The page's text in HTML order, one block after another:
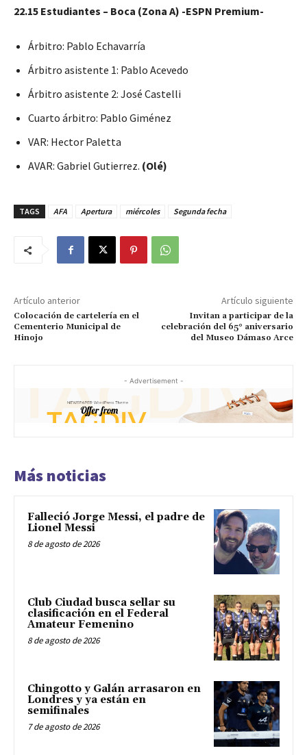
22.15 Estudiantes – Boca (Zona A) -ESPN Premium-
Árbitro: Pablo Echavarría
Árbitro asistente 1: Pablo Acevedo
Árbitro asistente 2: José Castelli
Cuarto árbitro: Pablo Giménez
VAR: Hector Paletta
AVAR: Gabriel Gutierrez. (Olé)
TAGS AFA Apertura miércoles Segunda fecha
Artículo anterior
Colocación de cartelería en el
Cementerio Municipal de
Hinojo
Artículo siguiente
Invitan a participar de la
celebración del 65° aniversario
del Museo Dámaso Arce
- Advertisement -
Más noticias
Falleció Jorge Messi, el padre de
Lionel Messi
8 de agosto de 2026
Club Ciudad busca sellar su
clasificación en el Federal
Amateur Femenino
8 de agosto de 2026
Chingotto y Galán arrasaron en
Londres y ya están en
semifinales
7 de agosto de 2026